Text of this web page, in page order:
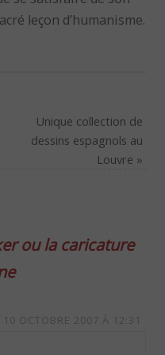
leçon d’humanisme.
Unique collection de
dessins espagnols au
Louvre »
ou la caricature
10 OCTOBRE 2007 À 12:31